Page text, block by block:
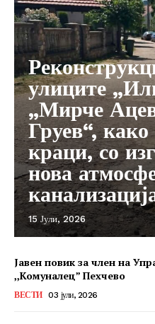
улиците
„Мирче
Груев“,
краци, со
нова
15 Јули, 2026
Јавен повик за член на
,,Комуналец” Пехчево
ВЕСТИ 03 јули, 2026